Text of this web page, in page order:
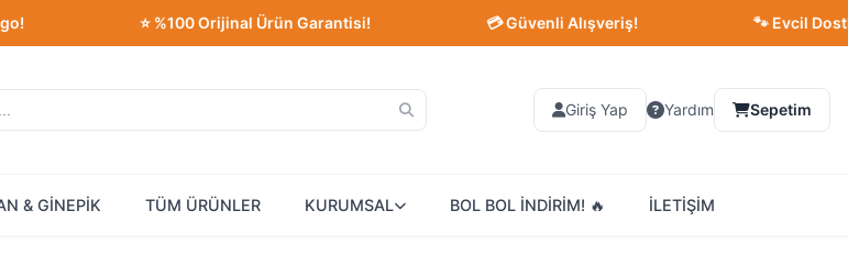
⭐ %100 Orijinal Ürün Garantisi! 💳 Güvenli Alışveriş! 🐾 Evcil
Giriş Yap Yardım Sepetim
& GİNEPİK TÜM ÜRÜNLER KURUMSAL BOL BOL İNDİRİM! 🔥 İLETİŞİM